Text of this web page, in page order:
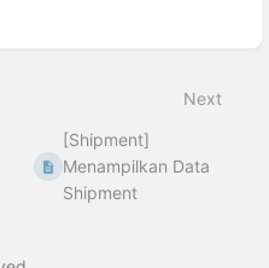
Next
[Shipment]
Menampilkan Data
Shipment